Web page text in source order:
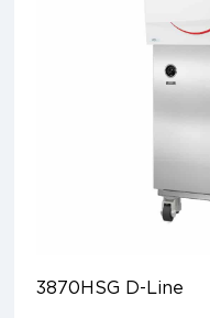
3870HSG D-Line